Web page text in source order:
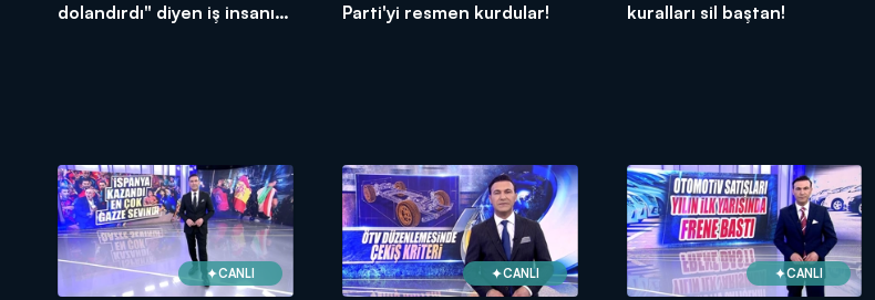
dolandırdı" diyen iş insanı
Parti'yi resmen kurdular!
kuralları sil baştan!
CANLI CANLI CANLI